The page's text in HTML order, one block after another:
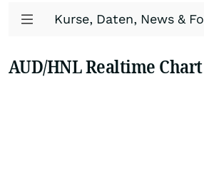
Kurse, Daten, News &
AUD/HNL Realtime Chart